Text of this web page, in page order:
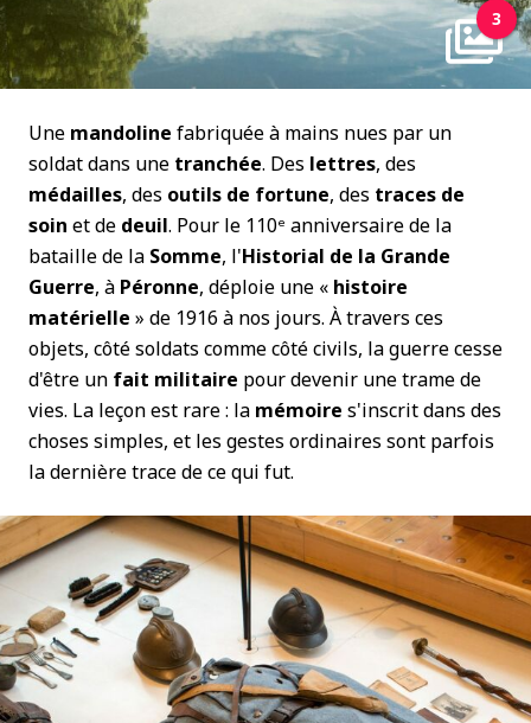
3
Une mandoline fabriquée à mains nues par un
soldat dans une tranchée. Des lettres, des
médailles, des outils de fortune, des traces de
soin et de deuil. Pour le 110ᵉ anniversaire de la
bataille de la Somme, l'Historial de la Grande
Guerre, à Péronne, déploie une « histoire
matérielle » de 1916 à nos jours. À travers ces
objets, côté soldats comme côté civils, la guerre cesse
d'être un fait militaire pour devenir une trame de
vies. La leçon est rare : la mémoire s'inscrit dans des
choses simples, et les gestes ordinaires sont parfois
la dernière trace de ce qui fut.